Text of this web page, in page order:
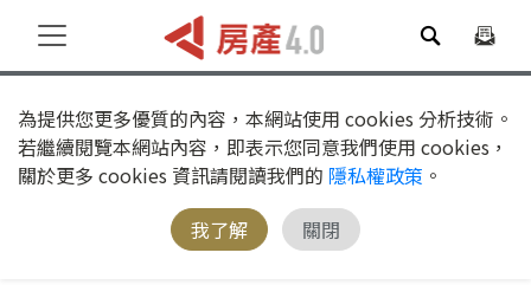
為提供您更多優質的內容，本網站使用 cookies 分析技術。
若繼續閱覽本網站內容，即表示您同意我們使用 cookies，
關於更多 cookies 資訊請閱讀我們的 隱私權政策 。
我了解
關閉